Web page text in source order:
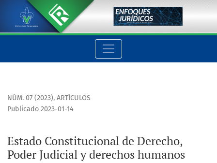
Estado Constitucional de Derecho, Poder Judicial y derechos
NÚM. 07 (2023), ARTÍCULOS
Estado Constitucional de Derecho,
Poder Judicial y derechos humanos
Publicado 2023-01-14